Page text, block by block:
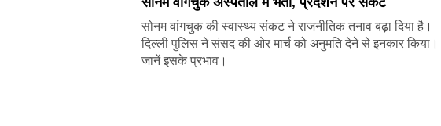
सोनम वांगचुक की स्वास्थ्य संकट ने राजनीतिक तनाव बढ़ा दिया है।
दिल्ली पुलिस ने संसद की ओर मार्च को अनुमति देने से इनकार किया।
जानें इसके प्रभाव।